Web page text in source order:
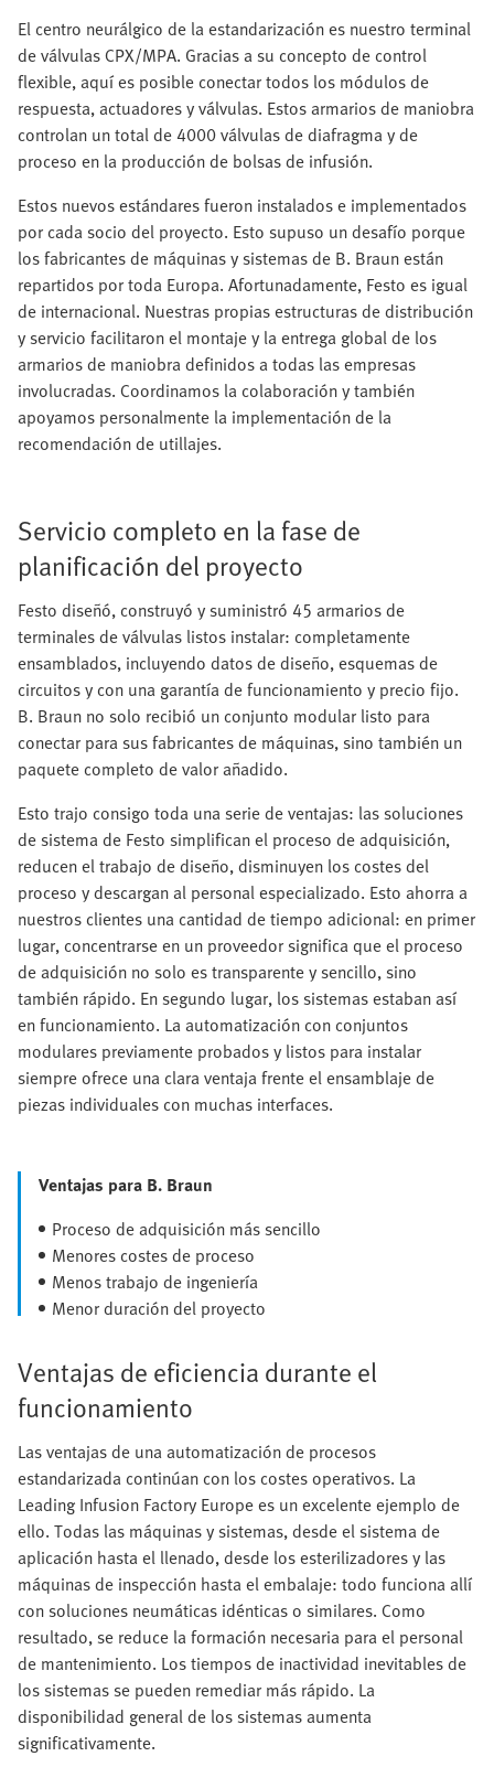
El centro neurálgico de la estandarización es nuestro terminal
de válvulas CPX/MPA. Gracias a su concepto de control
flexible, aquí es posible conectar todos los módulos de
respuesta, actuadores y válvulas. Estos armarios de maniobra
controlan un total de 4000 válvulas de diafragma y de
proceso en la producción de bolsas de infusión.
Estos nuevos estándares fueron instalados e implementados
por cada socio del proyecto. Esto supuso un desafío porque
los fabricantes de máquinas y sistemas de B. Braun están
repartidos por toda Europa. Afortunadamente, Festo es igual
de internacional. Nuestras propias estructuras de distribución
y servicio facilitaron el montaje y la entrega global de los
armarios de maniobra definidos a todas las empresas
involucradas. Coordinamos la colaboración y también
apoyamos personalmente la implementación de la
recomendación de utillajes.
Servicio completo en la fase de
planificación del proyecto
Festo diseñó, construyó y suministró 45 armarios de
terminales de válvulas listos instalar: completamente
ensamblados, incluyendo datos de diseño, esquemas de
circuitos y con una garantía de funcionamiento y precio fijo.
B. Braun no solo recibió un conjunto modular listo para
conectar para sus fabricantes de máquinas, sino también un
paquete completo de valor añadido.
Esto trajo consigo toda una serie de ventajas: las soluciones
de sistema de Festo simplifican el proceso de adquisición,
reducen el trabajo de diseño, disminuyen los costes del
proceso y descargan al personal especializado. Esto ahorra a
nuestros clientes una cantidad de tiempo adicional: en primer
lugar, concentrarse en un proveedor significa que el proceso
de adquisición no solo es transparente y sencillo, sino
también rápido. En segundo lugar, los sistemas estaban así
en funcionamiento. La automatización con conjuntos
modulares previamente probados y listos para instalar
siempre ofrece una clara ventaja frente el ensamblaje de
piezas individuales con muchas interfaces.
Ventajas para B. Braun
Proceso de adquisición más sencillo
Menores costes de proceso
Menos trabajo de ingeniería
Menor duración del proyecto
Ventajas de eficiencia durante el
funcionamiento
Las ventajas de una automatización de procesos
estandarizada continúan con los costes operativos. La
Leading Infusion Factory Europe es un excelente ejemplo de
ello. Todas las máquinas y sistemas, desde el sistema de
aplicación hasta el llenado, desde los esterilizadores y las
máquinas de inspección hasta el embalaje: todo funciona allí
con soluciones neumáticas idénticas o similares. Como
resultado, se reduce la formación necesaria para el personal
de mantenimiento. Los tiempos de inactividad inevitables de
los sistemas se pueden remediar más rápido. La
disponibilidad general de los sistemas aumenta
significativamente.